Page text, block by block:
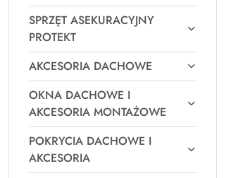
SPRZĘT ASEKURACYJNY
PROTEKT
AKCESORIA DACHOWE
OKNA DACHOWE I
AKCESORIA MONTAŻOWE
POKRYCIA DACHOWE I
AKCESORIA